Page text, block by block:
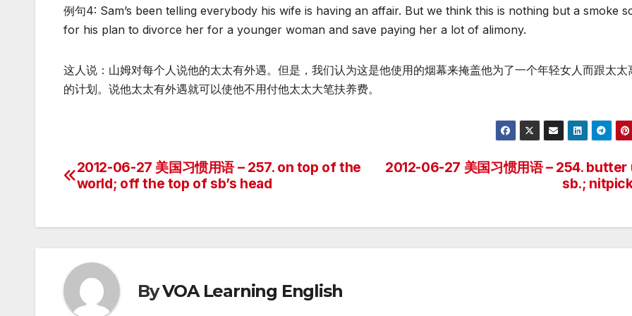
例句4: Sam’s been telling everybody his wife is having an affair. But we think this is nothing but a smoke
for his plan to divorce her for a younger woman and save paying her a lot of alimony.
这人说：山姆对每个人说他的太太有外遇。但是，我们认为这是他使用的烟幕来掩盖他为了一个年轻女人而跟太太
的计划。说他太太有外遇就可以使他不用付他太太大笔扶养费。
Post
2012-06-27 美国习惯用语 – 254. butter
sb.;
2012-06-27 美国习惯用语 – 257. on top of the
world; off the top of sb’s head
ByVOA Learning English